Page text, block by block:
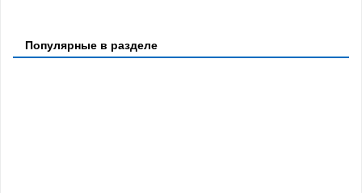
Популярные в разделе